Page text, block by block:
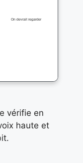
On devrait regarder
vérifie en
haute et